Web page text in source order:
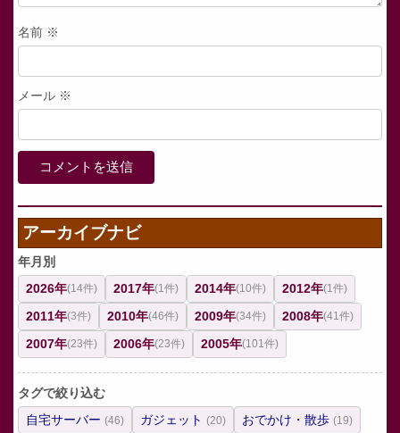
名前 ※
メール ※
アーカイブナビ
年月別
2026年(14件) 2017年(1件) 2014年(10件) 2012年(1件)
2011年(3件) 2010年(46件) 2009年(34件) 2008年(41件)
2007年(23件) 2006年(23件) 2005年(101件)
タグで絞り込む
自宅サーバー (46) ガジェット (20) おでかけ・散歩 (19)